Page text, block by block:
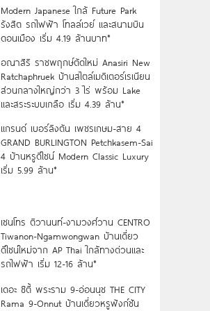
Modern Japanese ใกล้ Future Park
รังสิต รถไฟฟ้า โทลล์เวย์ และสนามบิน
ดอนเมือง เริ่ม 4.19 ล้านบาท*
อณาสิริ ราชพฤกษ์ตัดใหม่ Anasiri New
Ratchaphruek บ้านสไตล์เมดิเตอร์เรเนียน
ส่วนกลางใหญ่กว่า 3 ไร่ พร้อม Lake
และสระระบบเกลือ เริ่ม 4.39 ล้าน*
แกรนด์ เบอร์ลิงตัน เพชรเกษม-สาย 4
GRAND BURLINGTON Petchkasem-Sai
4 บ้านหรูดีไซน์ Modern Classic Luxury
เริ่ม 5.99 ล้าน*
เซนโทร ติวานนท์-งามวงศ์วาน CENTRO
Tiwanon-Ngamwongwan บ้านเดี่ยว
ดีไซน์ใหม่จาก AP Thai ใกล้ทางด่วนและ
รถไฟฟ้า เริ่ม 12-16 ล้าน*
เดอะ ซิตี้ พระราม 9-อ่อนนุช THE CITY
Rama 9-Onnut บ้านเดี่ยวหรูฟังก์ชัน